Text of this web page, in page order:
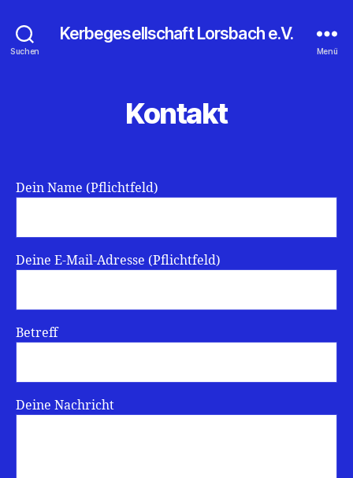
Suchen
Kerbegesellschaft Lorsbach e.V.
Menü
Kontakt
Dein Name (Pflichtfeld)
Deine E-Mail-Adresse (Pflichtfeld)
Betreff
Deine Nachricht